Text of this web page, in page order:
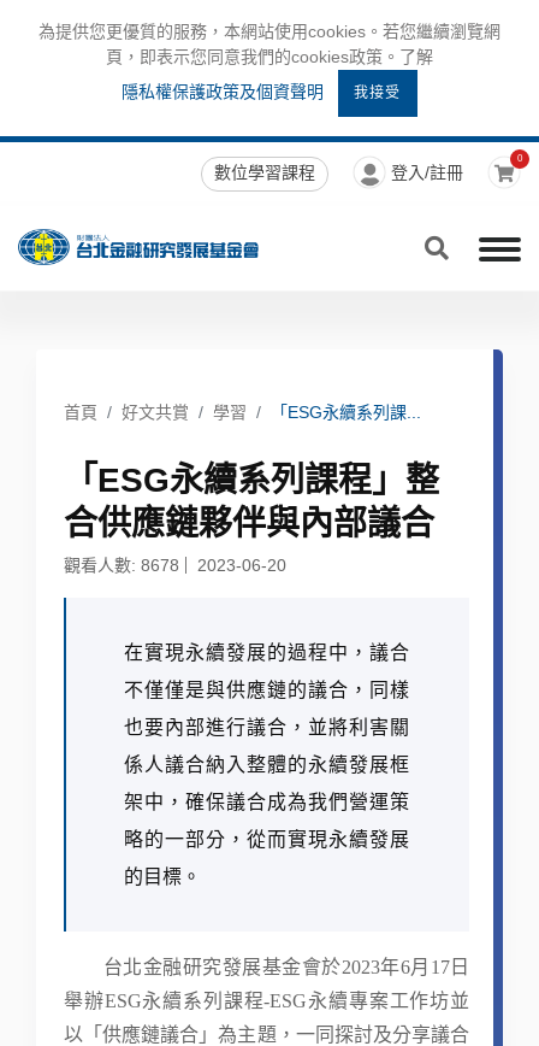
為提供您更優質的服務，本網站使用cookies。若您繼續瀏覽網
頁，即表示您同意我們的cookies政策。了解
隱私權保護政策及個資聲明
我接受
數位學習課程 登入/註冊
0
首頁 好文共賞 學習 「ESG永續系列課...
「ESG永續系列課程」整
合供應鏈夥伴與內部議合
觀看人數: 8678 2023-06-20
在實現永續發展的過程中，議合
不僅僅是與供應鏈的議合，同樣
也要內部進行議合，並將利害關
係人議合納入整體的永續發展框
架中，確保議合成為我們營運策
略的一部分，從而實現永續發展
的目標。
台北金融研究發展基金會於2023年6月17日
舉辦ESG永續系列課程-ESG永續專案工作坊並
以「供應鏈議合」為主題，一同探討及分享議合